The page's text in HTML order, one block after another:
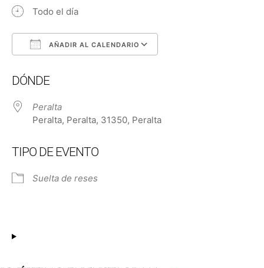
Todo el día
AÑADIR AL CALENDARIO
DÓNDE
Peralta
Peralta, Peralta, 31350, Peralta
TIPO DE EVENTO
Suelta de reses